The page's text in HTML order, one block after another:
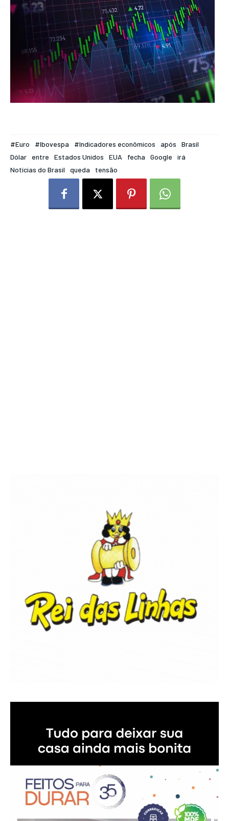
#Euro #Ibovespa #Indicadores econômicos após
Brasil
Dólar
entre Estados Unidos EUA fecha Google
irá
Notícias do Brasil
queda tensão